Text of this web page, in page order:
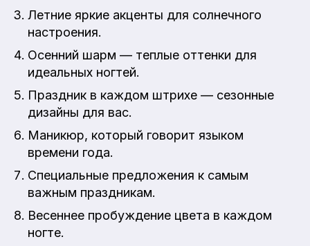
Летние яркие акценты для солнечного
настроения.
Осенний шарм — теплые оттенки для
идеальных ногтей.
Праздник в каждом штрихе — сезонные
дизайны для вас.
Маникюр, который говорит языком
времени года.
Специальные предложения к самым
важным праздникам.
Весеннее пробуждение цвета в каждом
ногте.